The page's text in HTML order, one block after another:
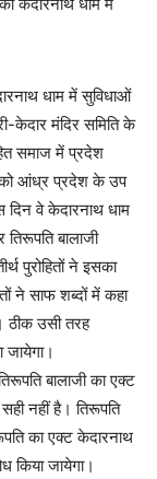
धाम में सुविधाओं
केदार मंदिर समिति के
समाज में प्रदेश
आंध्र प्रदेश के उप
वे केदारनाथ धाम
बालाजी
पुरोहितों ने इसका
ने साफ शब्दों में कहा
ठीक उसी तरह
जायेगा।
बालाजी का एक्ट
नहीं है। तिरूपति
का एक्ट केदारनाथ
किया जायेगा।